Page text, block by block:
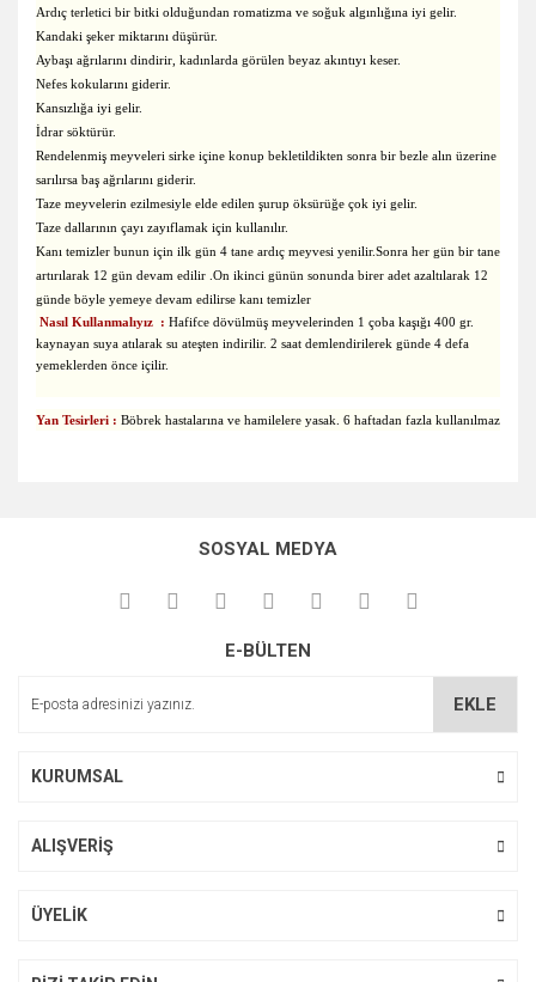
Ardıç terletici bir bitki olduğundan romatizma ve soğuk algınlığına iyi gelir.
Kandaki şeker miktarını düşürür.
Aybaşı ağrılarını dindirir, kadınlarda görülen beyaz akıntıyı keser.
Nefes kokularını giderir.
Kansızlığa iyi gelir.
İdrar söktürür.
Rendelenmiş meyveleri sirke içine konup bekletildikten sonra bir bezle alın üzerine
sarılırsa baş ağrılarını giderir.
Taze meyvelerin ezilmesiyle elde edilen şurup öksürüğe çok iyi gelir.
Taze dallarının çayı zayıflamak için kullanılır.
Kanı temizler bunun için ilk gün 4 tane ardıç meyvesi yenilir.Sonra her gün bir tane
artırılarak 12 gün devam edilir .On ikinci günün sonunda birer adet azaltılarak 12
günde böyle yemeye devam edilirse kanı temizler
Nasıl Kullanmalıyız : Hafifce dövülmüş meyvelerinden 1 çoba kaşığı 400 gr.
kaynayan suya atılarak su ateşten indirilir. 2 saat demlendirilerek günde 4 defa
yemeklerden önce içilir.
Yan Tesirleri : Böbrek hastalarına ve hamilelere yasak. 6 haftadan fazla kullanılmaz
kullanarak tarafımıza iletebilirsiniz.
Görüş ve önerileriniz için teşekkür ederiz.
Ürün açıklamasında eksik bilgiler bulunuyor.
SOSYAL MEDYA
E-BÜLTEN
EKLE
KURUMSAL
ALIŞVERİŞ
ÜYELİK